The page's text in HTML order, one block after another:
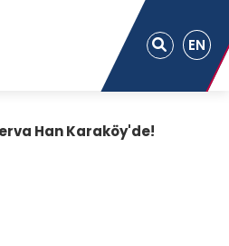
EN
Han Karaköy'de!